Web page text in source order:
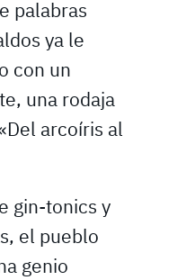
palabras
ya le
con un
una rodaja
arcoíris al
gin-tonics y
el pueblo
genio